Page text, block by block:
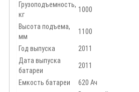
Грузоподъемность,
кг
1000
Высота подъема,
мм
1100
Год выпуска
2011
Дата выпуска
батареи
2011
Емкость батареи
620 Ач